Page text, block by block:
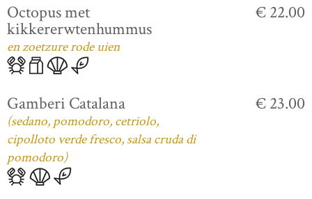
Octopus met
kikkererwtenhummus
en zoetzure rode uien
€ 22.00
Gamberi Catalana
(sedano, pomodoro, cetriolo,
cipolloto verde fresco, salsa cruda di
pomodoro)
€ 23.00